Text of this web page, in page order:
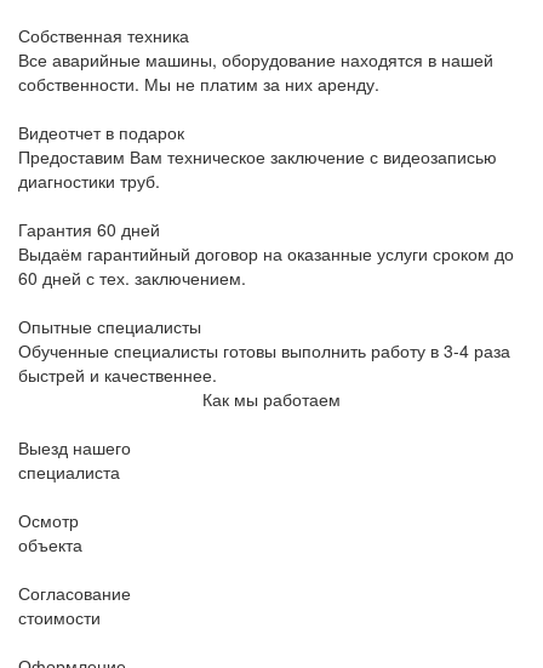
Собственная техника
Все аварийные машины, оборудование находятся в нашей
собственности. Мы не платим за них аренду.
Видеотчет в подарок
Предоставим Вам техническое заключение с видеозаписью
диагностики труб.
Гарантия 60 дней
Выдаём гарантийный договор на оказанные услуги сроком до
60 дней с тех. заключением.
Опытные специалисты
Обученные специалисты готовы выполнить работу в 3-4 раза
быстрей и качественнее.
Как мы работаем
Выезд нашего
специалиста
Осмотр
объекта
Согласование
стоимости